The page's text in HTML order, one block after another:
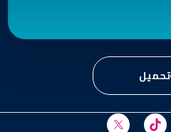
تحميل